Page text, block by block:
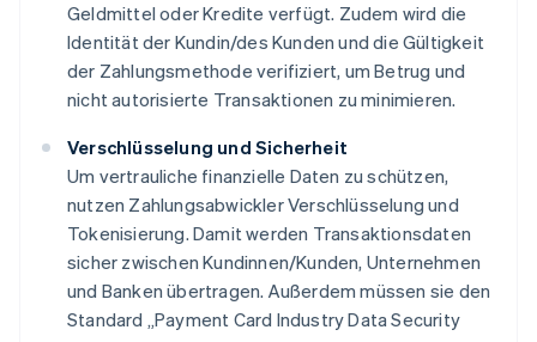
Geldmittel oder Kredite verfügt. Zudem wird die
Identität der Kundin/des Kunden und die Gültigkeit
der Zahlungsmethode verifiziert, um Betrug und
nicht autorisierte Transaktionen zu minimieren.
Verschlüsselung und Sicherheit
Um vertrauliche finanzielle Daten zu schützen,
nutzen Zahlungsabwickler Verschlüsselung und
Tokenisierung. Damit werden Transaktionsdaten
sicher zwischen Kundinnen/Kunden, Unternehmen
und Banken übertragen. Außerdem müssen sie den
Standard „Payment Card Industry Data Security